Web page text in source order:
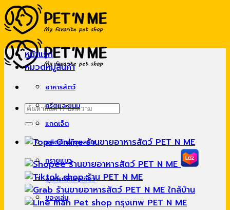
Skip
to
content
ค้นหา:
หน้าแรก
หมวดหมู่สินค้า
อาหารสัตว์
ทรีตและขนม
แกดเจ็ต
ผลิตภัณฑ์ดูแลขน
ทรายแมว
อุปกรณ์ท่องเที่ยว
ของเล่น